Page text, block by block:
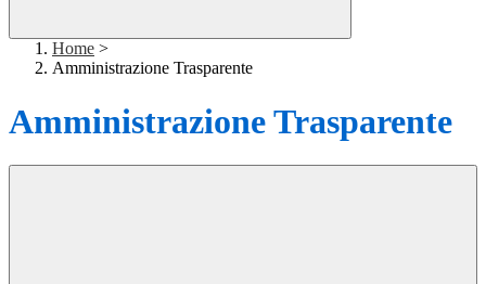
Home >
Amministrazione Trasparente
Amministrazione Trasparente